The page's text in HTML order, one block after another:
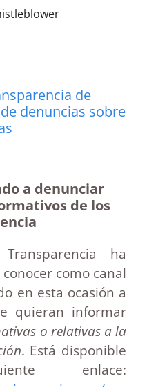
de
denuncias sobre
a denunciar
de los
ha
como canal
en esta ocasión a
quieran informar
o relativas a la
. Está disponible
enlace: